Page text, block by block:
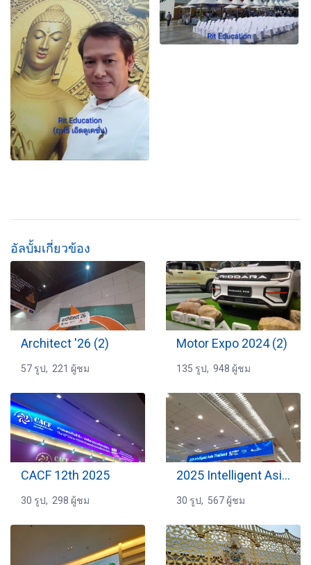
อัลบั้มเกี่ยวข้อง
Architect '26 (2)
57 รูป, 221 ผู้ชม
Motor Expo 2024 (2)
135 รูป, 948 ผู้ชม
CACF 12th 2025
30 รูป, 298 ผู้ชม
2025 Intelligent Asia Thailand
30 รูป, 567 ผู้ชม